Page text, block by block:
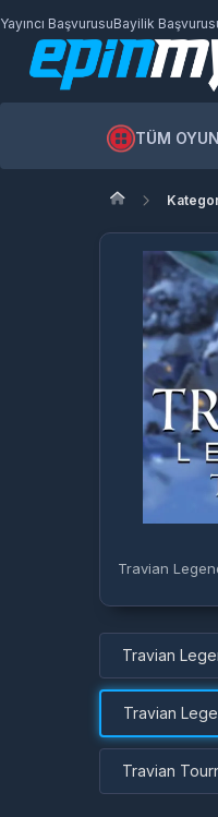
Yayıncı BaşvurusuBayilik
TÜM
Travian
Travian
Travian
Travian